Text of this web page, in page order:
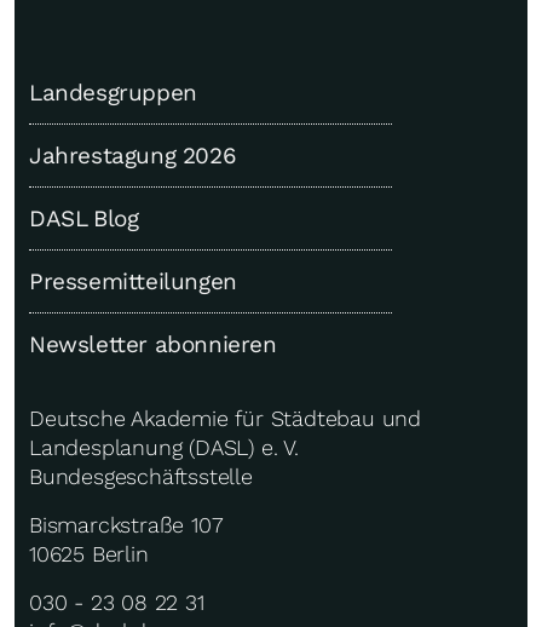
Landesgruppen
Jahrestagung 2026
DASL Blog
Pressemitteilungen
Newsletter abonnieren
Deutsche Akademie für Städtebau und
Landesplanung (DASL) e. V.
Bundesgeschäftsstelle
Bismarckstraße 107
10625 Berlin
030 - 23 08 22 31